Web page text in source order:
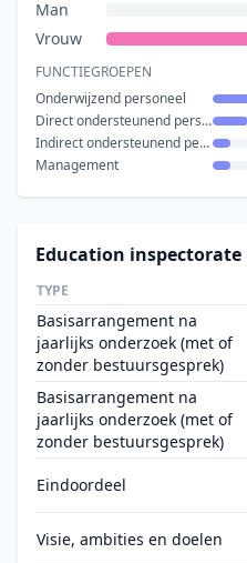
Man
Vrouw
FUNCTIEGROEPEN
Onderwijzend personeel
Direct ondersteunend personeel
Indirect ondersteunend personeel
Management
Education inspectorate
TYPE
Basisarrangement na
jaarlijks onderzoek (met of
zonder bestuursgesprek)
Basisarrangement na
jaarlijks onderzoek (met of
zonder bestuursgesprek)
Eindoordeel
Visie, ambities en doelen